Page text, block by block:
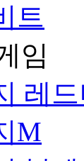
트
임
레
M